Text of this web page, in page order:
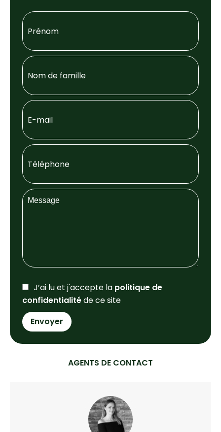
J’ai lu et j'accepte la politique de
confidentialitéde ce site
Envoyer
AGENTS DE CONTACT